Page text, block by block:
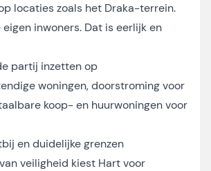
locaties zoals het Draka-terrein.
eigen inwoners. Dat is eerlijk en
partij inzetten op
woningen, doorstroming voor
koop- en huurwoningen voor
en duidelijke grenzen
veiligheid kiest Hart voor